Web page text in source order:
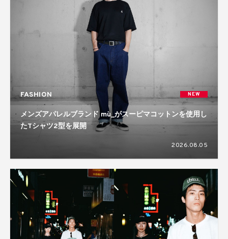
FASHION NEW
メンズアパレルブランド mù_がスーピマコットンを使用し
たTシャツ2型を展開
2026.08.05